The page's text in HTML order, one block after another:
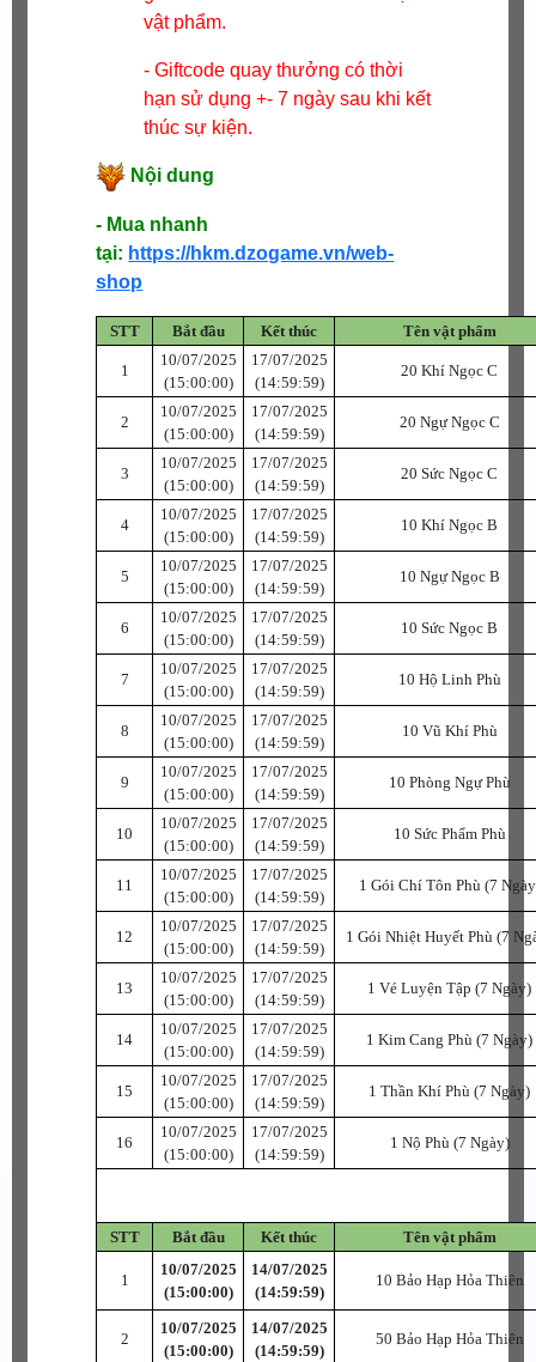
vật phẩm.
- Giftcode quay thưởng có thời
hạn sử dụng +- 7 ngày sau khi kết
thúc sự kiện.
Nội dung
- Mua nhanh
tại: https://hkm.dzogame.vn/web-
shop
STT Bắt đầu Kết thúc Tên vật phẩm
1
10/07/2025
(15:00:00)
17/07/2025
(14:59:59)
20 Khí Ngọc C
2
10/07/2025
(15:00:00)
17/07/2025
(14:59:59)
20 Ngự Ngọc C
3
10/07/2025
(15:00:00)
17/07/2025
(14:59:59)
20 Sức Ngọc C
4
10/07/2025
(15:00:00)
17/07/2025
(14:59:59)
10 Khí Ngọc B
5
10/07/2025
(15:00:00)
17/07/2025
(14:59:59)
10 Ngự Ngọc B
6
10/07/2025
(15:00:00)
17/07/2025
(14:59:59)
10 Sức Ngọc B
7
10/07/2025
(15:00:00)
17/07/2025
(14:59:59)
10 Hộ Linh Phù
8
10/07/2025
(15:00:00)
17/07/2025
(14:59:59)
10 Vũ Khí Phù
9
10/07/2025
(15:00:00)
17/07/2025
(14:59:59)
10 Phòng Ngự Phù
10
10/07/2025
(15:00:00)
17/07/2025
(14:59:59)
10 Sức Phẩm Phù
11
10/07/2025
(15:00:00)
17/07/2025
(14:59:59)
1 Gói Chí Tôn Phù (7
12
10/07/2025
(15:00:00)
17/07/2025
(14:59:59)
1 Gói Nhiệt Huyết Phù (7
13
10/07/2025
(15:00:00)
17/07/2025
(14:59:59)
1 Vé Luyện Tập (7 Ngày)
14
10/07/2025
(15:00:00)
17/07/2025
(14:59:59)
1 Kim Cang Phù (7 Ngày)
15
10/07/2025
(15:00:00)
17/07/2025
(14:59:59)
1 Thần Khí Phù (7 Ngày)
16
10/07/2025
(15:00:00)
17/07/2025
(14:59:59)
1 Nộ Phù (7 Ngày)
STT Bắt đầu Kết thúc Tên vật phẩm
1
10/07/2025
(15:00:00)
14/07/2025
(14:59:59)
10 Bảo Hạp Hỏa Thiên
2
10/07/2025
(15:00:00)
14/07/2025
(14:59:59)
50 Bảo Hạp Hỏa Thiên